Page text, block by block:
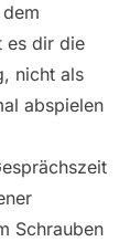
es dir die
nicht als
abspielen
Schrauben